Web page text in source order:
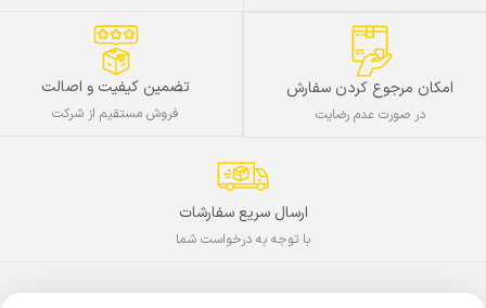
امکان مرجوع کردن سفارش
در صورت عدم رضایت
تضمین کیفیت و اصالت
فروش مستقیم از شرکت
ارسال سریع سفارشات
با توجه به درخواست شما